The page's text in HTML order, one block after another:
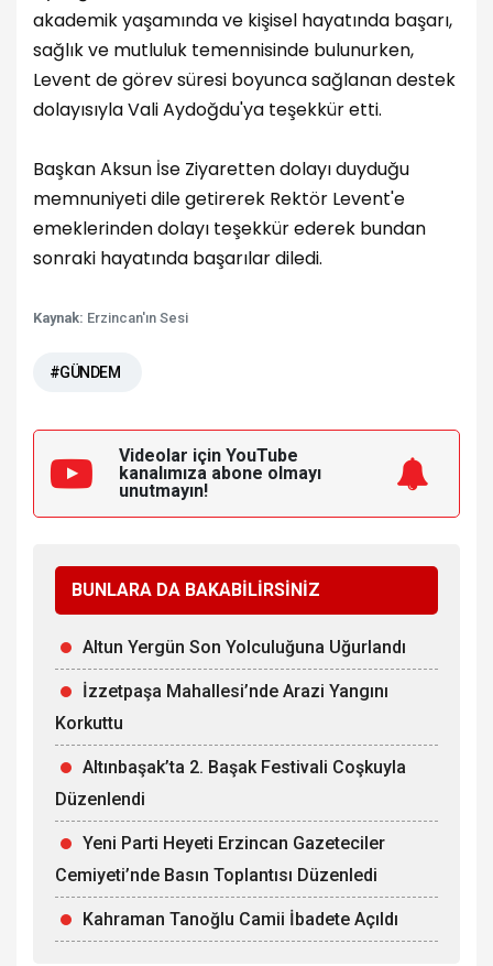
akademik yaşamında ve kişisel hayatında başarı,
sağlık ve mutluluk temennisinde bulunurken,
Levent de görev süresi boyunca sağlanan destek
dolayısıyla Vali Aydoğdu'ya teşekkür etti.
Başkan Aksun İse Ziyaretten dolayı duyduğu
memnuniyeti dile getirerek Rektör Levent'e
emeklerinden dolayı teşekkür ederek bundan
sonraki hayatında başarılar diledi.
Kaynak: Erzincan'ın Sesi
#GÜNDEM
Videolar için YouTube
kanalımıza abone olmayı
unutmayın!
BUNLARA DA BAKABİLİRSİNİZ
Altun Yergün Son Yolculuğuna Uğurlandı
İzzetpaşa Mahallesi’nde Arazi Yangını
Korkuttu
Altınbaşak’ta 2. Başak Festivali Coşkuyla
Düzenlendi
Yeni Parti Heyeti Erzincan Gazeteciler
Cemiyeti’nde Basın Toplantısı Düzenledi
Kahraman Tanoğlu Camii İbadete Açıldı